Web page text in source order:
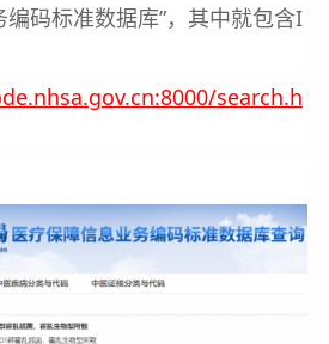
码标准数据库”，其中就包含I
search.h